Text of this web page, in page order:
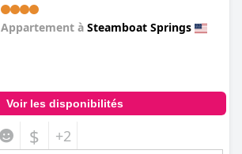
Appartement à Steamboat Springs
Voir les disponibilités
$ +2